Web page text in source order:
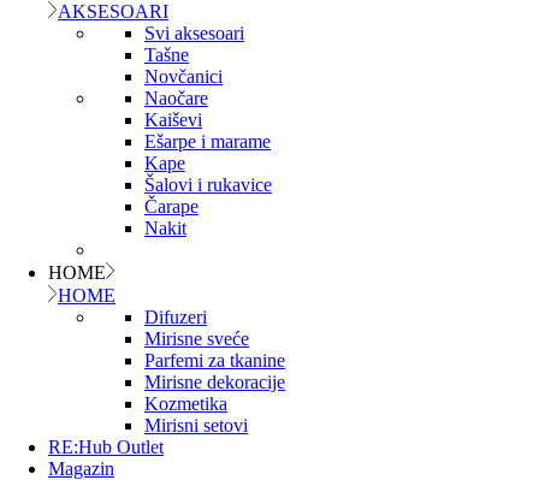
AKSESOARI
Svi aksesoari
Tašne
Novčanici
Naočare
Kaiševi
Ešarpe i marame
Kape
Šalovi i rukavice
Čarape
Nakit
HOME
HOME
Difuzeri
Mirisne sveće
Parfemi za tkanine
Mirisne dekoracije
Kozmetika
Mirisni setovi
RE:Hub Outlet
Magazin